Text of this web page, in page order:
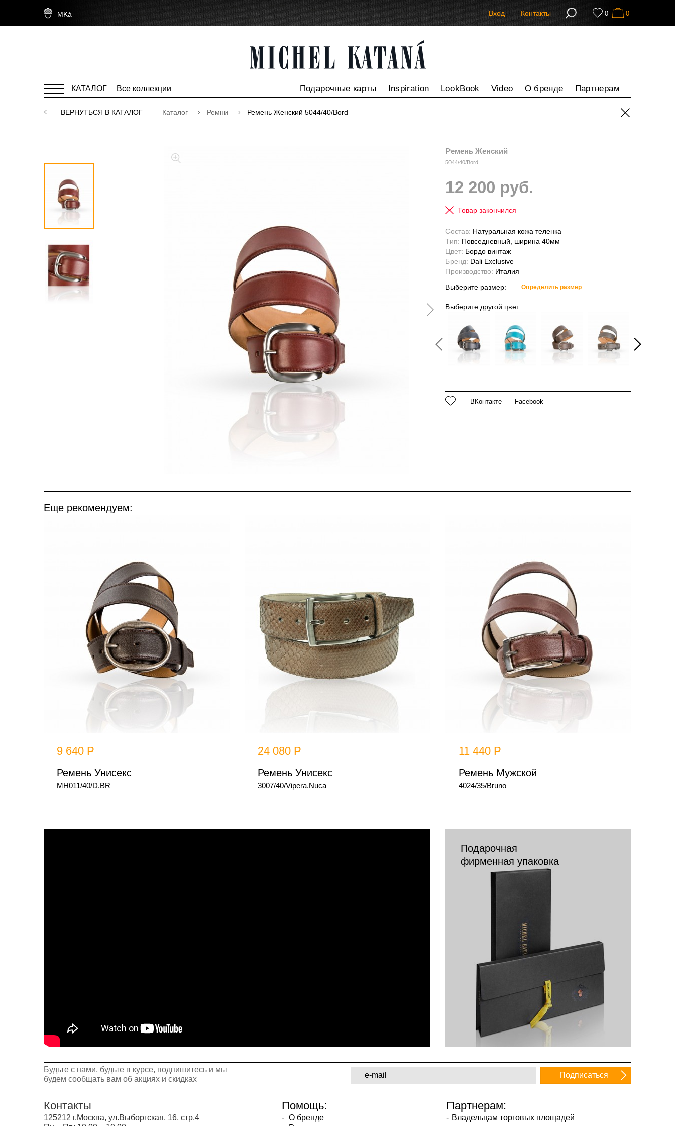
MKá Вход Контакты 0 0
КАТАЛОГ Все коллекции Подарочные карты Inspiration LookBook Video О бренде Партнерам
ВЕРНУТЬСЯ В КАТАЛОГ Каталог Ремни Ремень Женский 5044/40/Bord
Ремень Женский
5044/40/Bord
12 200 руб.
Товар закончился
Состав: Натуральная кожа теленка
Тип: Повседневный, ширина 40мм
Цвет: Бордо винтаж
Бренд: Dali Exclusive
Производство: Италия
Выберите размер:
Определить размер
Выберите другой цвет:
ВКонтакте Facebook
Еще рекомендуем:
9 640 Р
Ремень Унисекс
MH011/40/D.BR
24 080 Р
Ремень Унисекс
3007/40/Vipera.Nuca
11 440 Р
Ремень Мужской
4024/35/Bruno
Подарочная
фирменная упаковка
Будьте с нами, будьте в курсе, подпишитесь и мы
будем сообщать вам об акциях и скидках
Контакты
125212 г.Москва, ул.Выборгская, 16, стр.4
Помощь:
О бренде
Партнерам:
Владельцам торговых площадей